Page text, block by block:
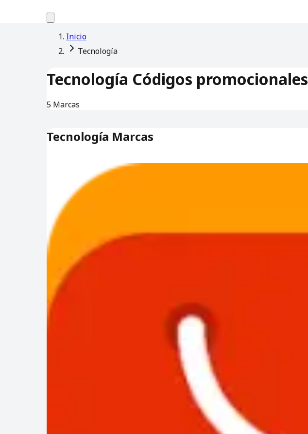
Inicio
Tecnología
Tecnología Códigos promocionales
5 Marcas
Tecnología Marcas